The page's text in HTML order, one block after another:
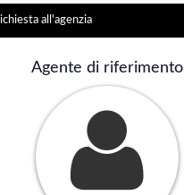
all'agenzia
Agente di riferimento